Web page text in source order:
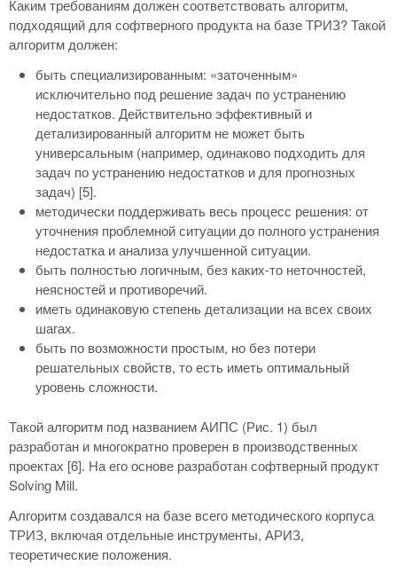
Каким требованиям должен соответствовать алгоритм,
подходящий для софтверного продукта на базе ТРИЗ? Такой
алгоритм должен:
быть специализированным: «заточенным»
исключительно под решение задач по устранению
недостатков. Действительно эффективный и
детализированный алгоритм не может быть
универсальным (например, одинаково подходить для
задач по устранению недостатков и для прогнозных
задач) [5].
методически поддерживать весь процесс решения: от
уточнения проблемной ситуации до полного устранения
недостатка и анализа улучшенной ситуации.
быть полностью логичным, без каких-то неточностей,
неясностей и противоречий.
иметь одинаковую степень детализации на всех своих
шагах.
быть по возможности простым, но без потери
решательных свойств, то есть иметь оптимальный
уровень сложности.
Такой алгоритм под названием АИПС (Рис. 1) был
разработан и многократно проверен в производственных
проектах [6]. На его основе разработан софтверный продукт
Solving Mill.
Алгоритм создавался на базе всего методического корпуса
ТРИЗ, включая отдельные инструменты, АРИЗ,
теоретические положения.